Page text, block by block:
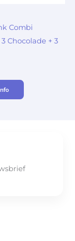
Combi
Chocolade + 3